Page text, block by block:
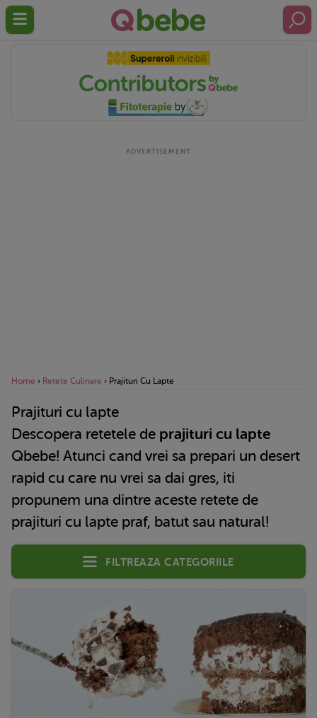
Home › Retete Culinare › Prajituri Cu Lapte
Prajituri cu lapte
Descopera retetele de prajituri cu lapte
Qbebe! Atunci cand vrei sa prepari un desert
rapid cu care nu vrei sa dai gres, iti
propunem una dintre aceste retete de
prajituri cu lapte praf, batut sau natural!
Filtreaza categoriile